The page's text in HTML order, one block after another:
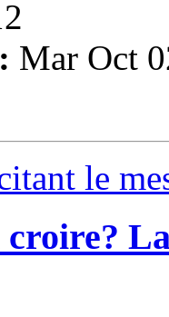
Mar Oct
le